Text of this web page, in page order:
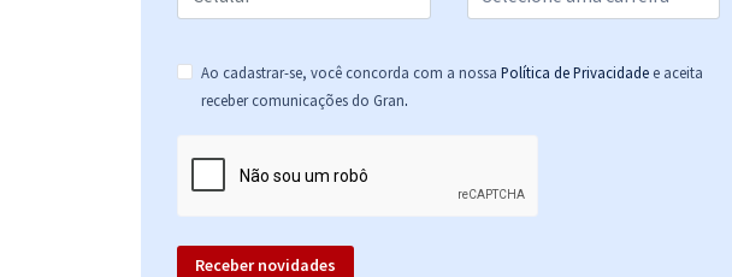
Ao cadastrar-se, você concorda com a nossa Política de Privacidade e aceita
receber comunicações do Gran.
Receber novidades